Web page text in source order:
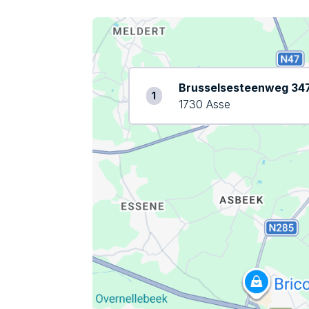
1
Brusselsesteenweg
1730 Asse